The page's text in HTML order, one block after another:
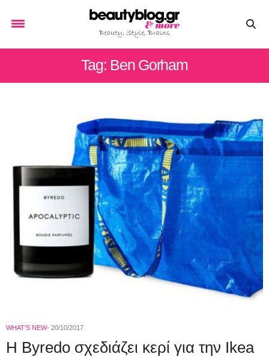
Tag: Ben Gorham
WHAT'S NEW 20/10/2017
H Byredo σχεδιάζει κερί για την Ikea